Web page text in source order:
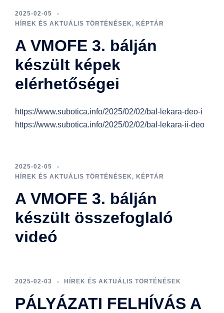
2025-02-05
HÍREK ÉS AKTUÁLIS TÖRTÉNÉSEK, KÉPTÁR
A VMOFE 3. bálján
készült képek
elérhetőségei
https://www.subotica.info/2025/02/02/bal-lekara-deo-i
https://www.subotica.info/2025/02/02/bal-lekara-ii-deo
2025-02-05
HÍREK ÉS AKTUÁLIS TÖRTÉNÉSEK, KÉPTÁR
A VMOFE 3. bálján
készült összefoglaló
videó
2025-02-03 HÍREK ÉS AKTUÁLIS TÖRTÉNÉSEK
PÁLYÁZATI FELHÍVÁS A